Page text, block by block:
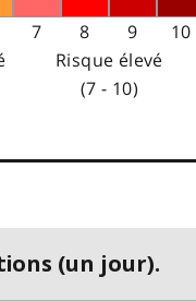
7 8 9
10
Risque élevé
(7 - 10)
(un jour).